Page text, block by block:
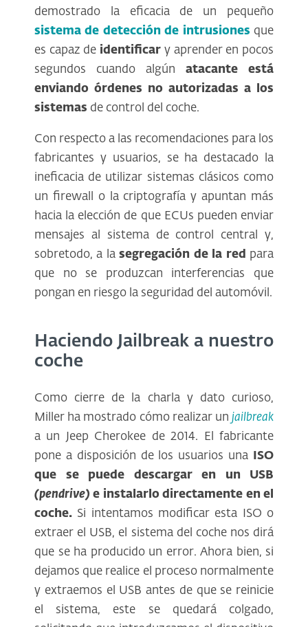
demostrado la eficacia de un pequeño
sistema de detección de intrusiones que
es capaz de identificar y aprender en pocos
segundos cuando algún atacante está
enviando órdenes no autorizadas a los
sistemas de control del coche.
Con respecto a las recomendaciones para los
fabricantes y usuarios, se ha destacado la
ineficacia de utilizar sistemas clásicos como
un firewall o la criptografía y apuntan más
hacia la elección de que ECUs pueden enviar
mensajes al sistema de control central y,
sobretodo, a lasegregación de la red para
que no se produzcan interferencias que
pongan en riesgo la seguridad del automóvil.
Haciendo Jailbreak a nuestro
coche
Como cierre de la charla y dato curioso,
Miller ha mostrado cómo realizar un jailbreak
a un Jeep Cherokee de 2014. El fabricante
pone a disposición de los usuarios una
ISO
que se puede descargar en un USB
(pendrive)e instalarlo directamente en el
coche. Si intentamos modificar esta ISO o
extraer el USB, el sistema del coche nos dirá
que se ha producido un error. Ahora bien, si
dejamos que realice el proceso normalmente
y extraemos el USB antes de que se reinicie
el sistema, este se quedará colgado,